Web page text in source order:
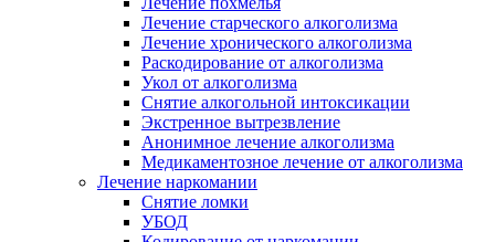
Лечение старческого алкоголизма
Лечение хронического алкоголизма
Раскодирование от алкоголизма
Укол от алкоголизма
Снятие алкогольной интоксикации
Экстренное вытрезвление
Анонимное лечение алкоголизма
Медикаментозное лечение от алкоголизма
Лечение наркомании
Снятие ломки
УБОД